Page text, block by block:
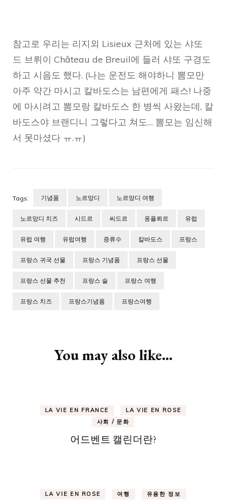
참고로 우리는 리지외 Lisieux 근처에 있는 샤또
드 브뤼이 Château de Breuil에 들러 샤또 구경도
하고 시음도 했다. (나는 운전도 해야하니 뽐모만
아주 약간 마시고 칼바도스는 남편에게 패스! 나중
에 마시려고 뽐모랑 칼바도스 한 병씩 사왔는데, 칼
바도스야 브랜디니 그렇다고 쳐도… 뽐모는 임신해
서 못마셨다 ㅠ.ㅠ)
Tags: 기념품 노르망디 노르망디 여행
노르망디 치즈 시드르 씨드르 옹플뢰르 유럽
유럽 여행 유럽여행 증류수 칼바도스 프랑스
프랑스 귀국 선물 프랑스 기념품 프랑스 선물
프랑스 선물 추천 프랑스 술 프랑스 여행
프랑스 치즈 프랑스기념품 프랑스여행
You may also like...
LA VIE EN FRANCE
LA VIE EN ROSE
사회 / 문화
어드벤트 캘린더란?
LA VIE EN ROSE 여행 유용한 정보